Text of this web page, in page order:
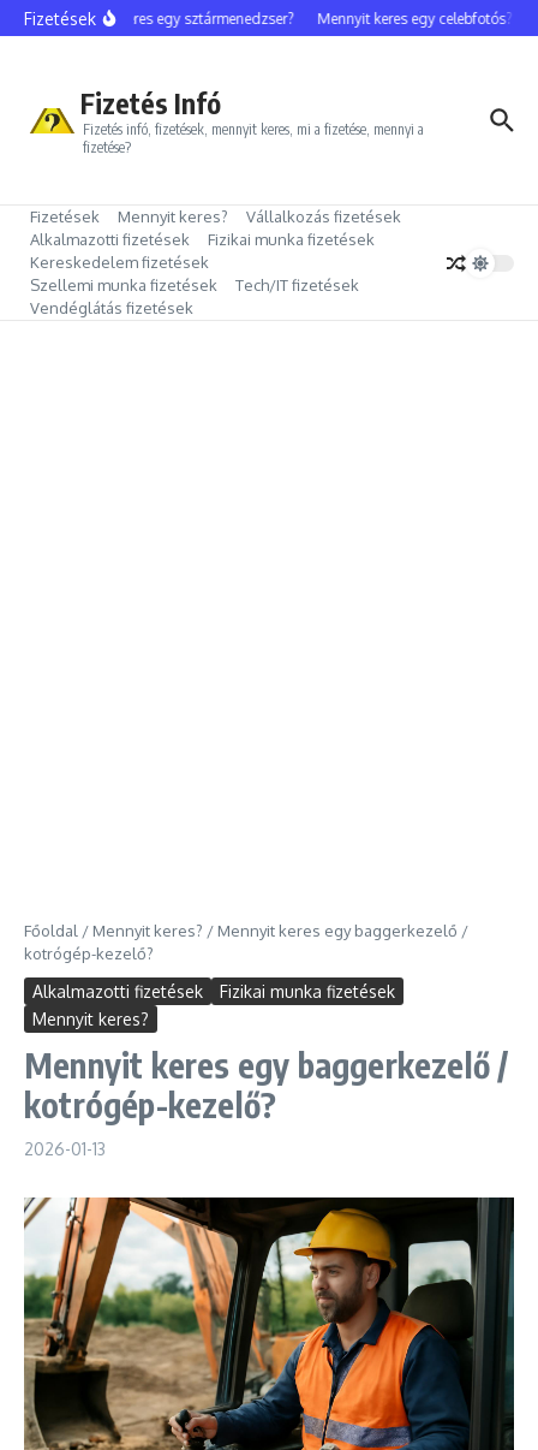
Ugrás a tartalomhoz
Fizetések
Mennyit keres egy sztármenedzser? Mennyit keres egy celebfotós?
Fizetés Infó
Fizetés infó, fizetések, mennyit keres, mi a fizetése, mennyi a
fizetése?
Fizetések Mennyit keres?
Vállalkozás fizetések
Alkalmazotti fizetések
Fizikai munka fizetések
Kereskedelem fizetések
Szellemi munka fizetések
Tech/IT fizetések
Vendéglátás fizetések
Főoldal / Mennyit keres? / Mennyit keres egy baggerkezelő /
kotrógép-kezelő?
Alkalmazotti fizetések
Fizikai munka fizetések
Mennyit keres?
Mennyit keres egy baggerkezelő /
kotrógép-kezelő?
2026-01-13